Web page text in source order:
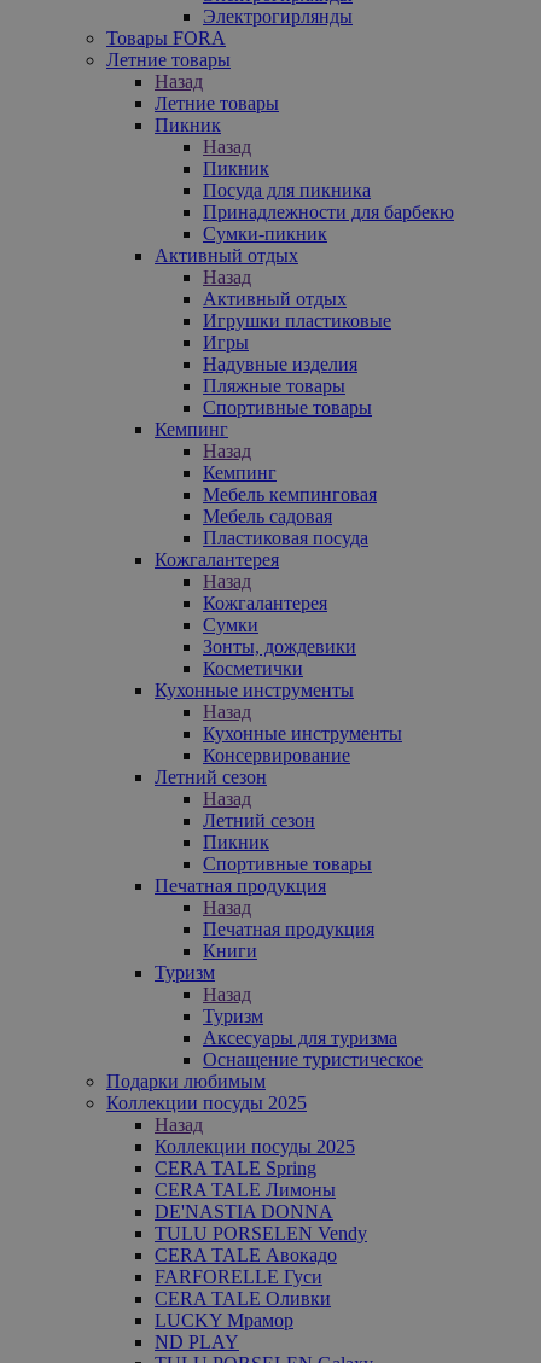
Электрогирлянды
Товары FORA
Летние товары
Назад
Летние товары
Пикник
Назад
Пикник
Посуда для пикника
Принадлежности для барбекю
Сумки-пикник
Активный отдых
Назад
Активный отдых
Игрушки пластиковые
Игры
Надувные изделия
Пляжные товары
Спортивные товары
Кемпинг
Назад
Кемпинг
Мебель кемпинговая
Мебель садовая
Пластиковая посуда
Кожгалантерея
Назад
Кожгалантерея
Сумки
Зонты, дождевики
Косметички
Кухонные инструменты
Назад
Кухонные инструменты
Консервирование
Летний сезон
Назад
Летний сезон
Пикник
Спортивные товары
Печатная продукция
Назад
Печатная продукция
Книги
Туризм
Назад
Туризм
Аксесуары для туризма
Оснащение туристическое
Подарки любимым
Коллекции посуды 2025
Назад
Коллекции посуды 2025
CERA TALE Spring
CERA TALE Лимоны
DE'NASTIA DONNA
TULU PORSELEN Vendy
CERA TALE Авокадо
FARFORELLE Гуси
CERA TALE Оливки
LUCKY Мрамор
ND PLAY